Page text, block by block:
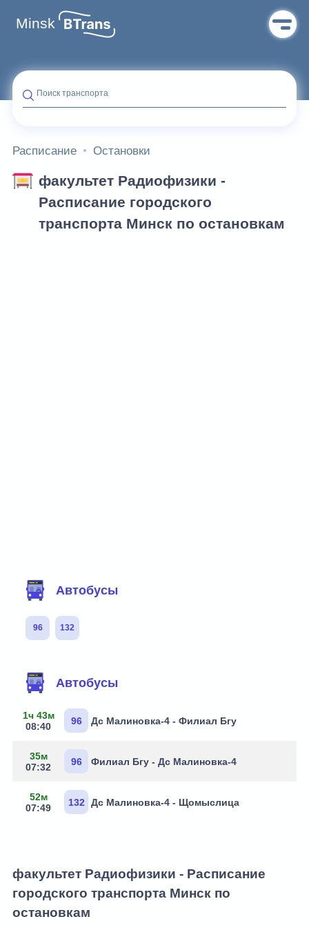
Minsk
Поиск транспорта
Расписание Остановки
факультет Радиофизики -
Расписание городского
транспорта Минск по остановкам
Автобусы
96 132
Автобусы
1ч 43м
08:40
96 Дс Малиновка-4 - Филиал Бгу
35м
07:32
96 Филиал Бгу - Дс Малиновка-4
52м
07:49
132 Дс Малиновка-4 - Щомыслица
факультет Радиофизики - Расписание
городского транспорта Минск по
остановкам